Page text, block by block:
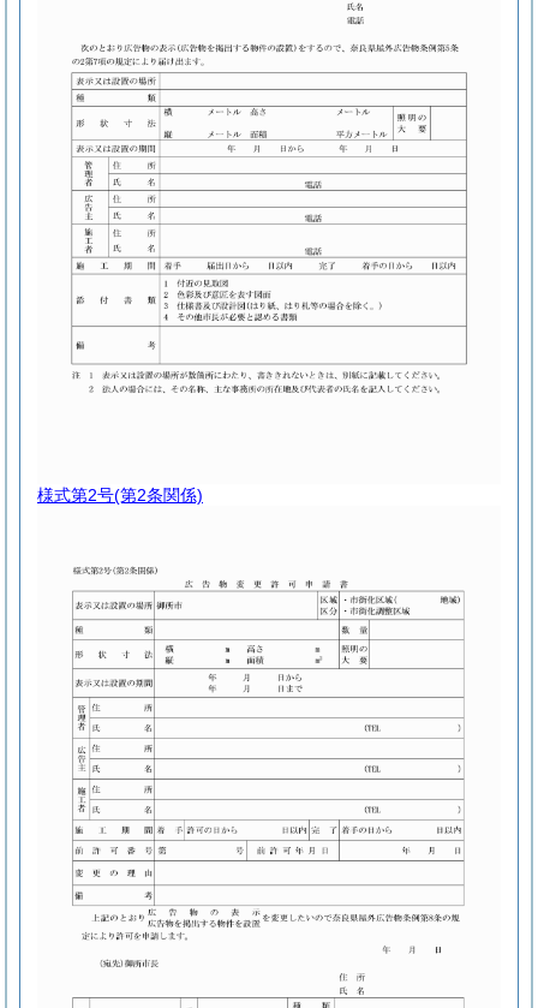
様式第2号(第2条関係)